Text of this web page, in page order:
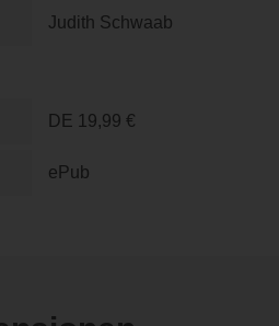
Judith Schwaab
DE 19,99 €
ePub